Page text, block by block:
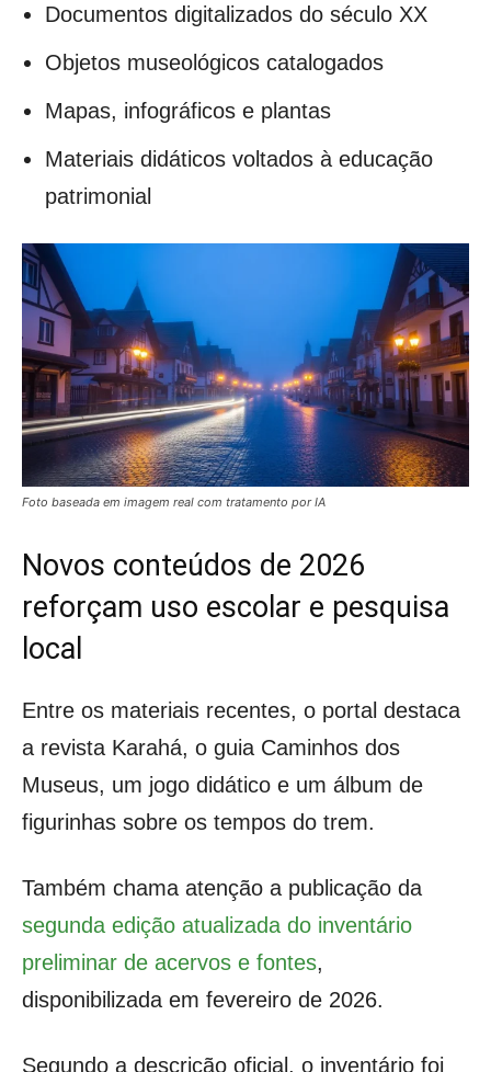
Documentos digitalizados do século XX
Objetos museológicos catalogados
Mapas, infográficos e plantas
Materiais didáticos voltados à educação
patrimonial
Foto baseada em imagem real com tratamento por IA
Novos conteúdos de 2026
reforçam uso escolar e pesquisa
local
Entre os materiais recentes, o portal destaca
a revista Karahá, o guia Caminhos dos
Museus, um jogo didático e um álbum de
figurinhas sobre os tempos do trem.
Também chama atenção a publicação da
segunda edição atualizada do inventário
preliminar de acervos e fontes,
disponibilizada em fevereiro de 2026.
Segundo a descrição oficial, o inventário foi